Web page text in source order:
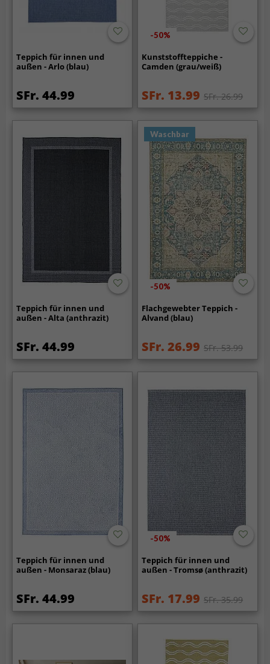
Teppich für innen und
außen - Arlo (blau)
SFr. 44.99
-50%
Kunststoffteppiche -
Camden (grau/weiß)
SFr. 13.99 SFr. 26.99
Teppich für innen und
außen - Alta (anthrazit)
SFr. 44.99
Waschbar
-50%
Flachgewebter Teppich -
Alvand (blau)
SFr. 26.99 SFr. 53.99
Teppich für innen und
außen - Monsaraz (blau)
SFr. 44.99
-50%
Teppich für innen und
außen - Tromsø (anthrazit)
SFr. 17.99 SFr. 35.99